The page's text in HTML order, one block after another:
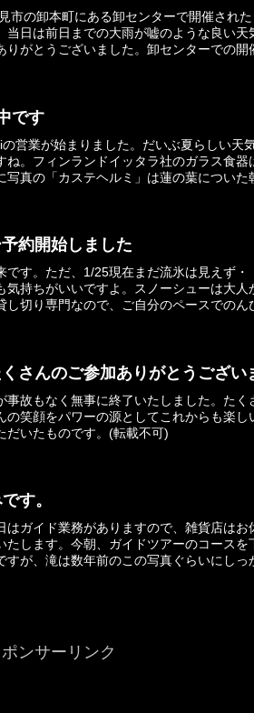
市の卸本町にある卸センターで開催され
当日は前日までの大雨が嘘のような良い天
りがとうございました。卸センターでの開
です
営業が始まりました。だいぶ夏らしい天
ね。フィンランドイッタラ社のガラス食器
真の「カステヘルミ」は蓮の葉についた
約開始しました
です。ただ、1/25現在まだ流氷は見えず・
気持ちがいいですよ。スノーシューは大
し切り専門なので、ご自分のペースでのん
さんのご参加ありがとうござい
事故もなく無事に終了いたしました。た
の笑顔をパワーの源としてこれからも楽し
だいたものです。(転載不可)
す。
はガイド業務がありますので、雑貨店はお
たします。今朝、ガイドツアーのコース
すが、滝は数年前のこの写真ぐらいにしっ
ポンサーリンク